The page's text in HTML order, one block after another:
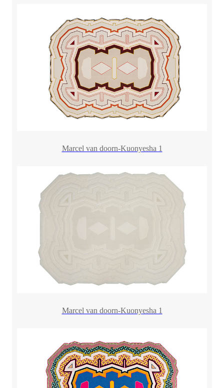
Marcel van doorn-Kuonyesha 1
Marcel van doorn-Kuonyesha 1